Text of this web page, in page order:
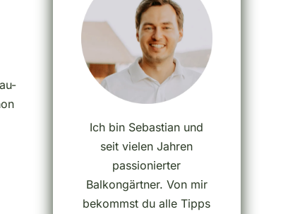
Ich bin Sebastian und
seit vielen Jahren
passionierter
Balkongärtner. Von mir
bekommst du alle Tipps